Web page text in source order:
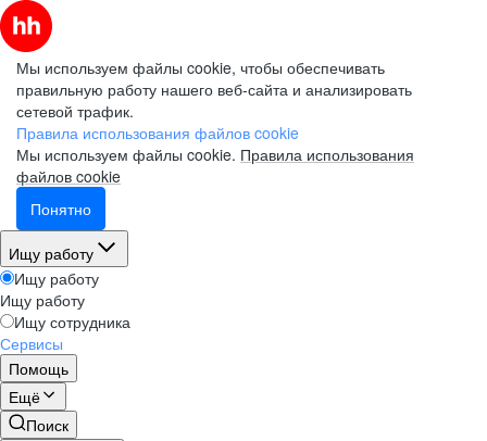
Мы используем файлы cookie, чтобы обеспечивать
правильную работу нашего веб-сайта и анализировать
сетевой трафик.
Правила использования файлов cookie
Мы используем файлы cookie. Правила использования
файлов cookie
Понятно
Ищу работу
Ищу работу
Ищу работу
Ищу сотрудника
Сервисы
Помощь
Ещё
Поиск